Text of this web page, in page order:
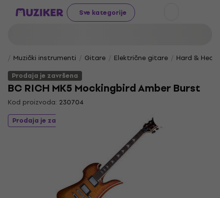
Sve kategorije
Muzički instrumenti Gitare Električne gitare
Hard & Heavy
Prodaja je završena
BC RICH MK5 Mockingbird Amber Burst
Kod proizvoda: 230704
Prodaja je završena